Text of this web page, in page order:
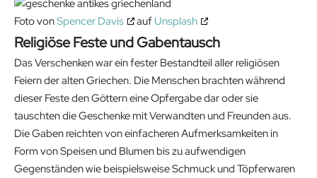
Foto vonSpencer Davis auf Unsplash
Religiöse Feste und Gabentausch
Das Verschenken war ein fester Bestandteil aller religiösen
Feiern der alten Griechen. Die Menschen brachten während
dieser Feste den Göttern eine Opfergabe dar oder sie
tauschten die Geschenke mit Verwandten und Freunden aus.
Die Gaben reichten von einfacheren Aufmerksamkeiten in
Form von Speisen und Blumen bis zu aufwendigen
Gegenständen wie beispielsweise Schmuck und Töpferwaren